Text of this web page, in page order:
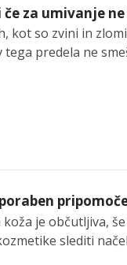
za umivanje
kot so zvini in
predela ne
je občutljiva,
slediti